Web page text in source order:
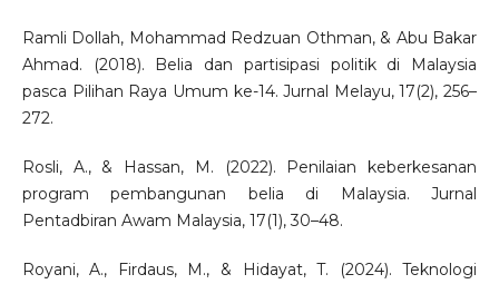
Ramli Dollah, Mohammad Redzuan Othman, & Abu Bakar
Ahmad. (2018). Belia dan partisipasi politik di Malaysia
pasca Pilihan Raya Umum ke-14. Jurnal Melayu, 17(2), 256–
272.
Rosli, A., & Hassan, M. (2022). Penilaian keberkesanan
program pembangunan belia di Malaysia. Jurnal
Pentadbiran Awam Malaysia, 17(1), 30–48.
Royani, A., Firdaus, M., & Hidayat, T. (2024). Teknologi